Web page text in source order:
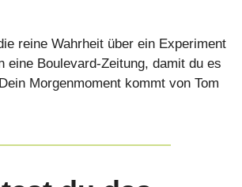
reine Wahrheit über ein Experiment
eine Boulevard-Zeitung, damit du es
Morgenmoment kommt von Tom